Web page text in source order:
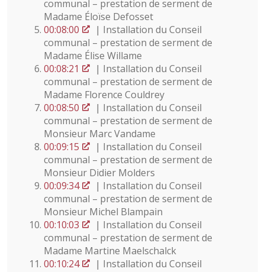
communal – prestation de serment de
Madame Éloïse Defosset
00:08:00
| Installation du Conseil
communal – prestation de serment de
Madame Élise Willame
00:08:21
| Installation du Conseil
communal – prestation de serment de
Madame Florence Couldrey
00:08:50
| Installation du Conseil
communal – prestation de serment de
Monsieur Marc Vandame
00:09:15
| Installation du Conseil
communal – prestation de serment de
Monsieur Didier Molders
00:09:34
| Installation du Conseil
communal – prestation de serment de
Monsieur Michel Blampain
00:10:03
| Installation du Conseil
communal – prestation de serment de
Madame Martine Maelschalck
00:10:24
| Installation du Conseil